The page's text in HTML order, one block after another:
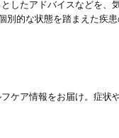
したアドバイスなどを、
別的な状態を踏まえた疾
ケア情報をお届け。症状